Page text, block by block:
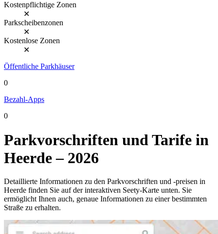
Kostenpflichtige Zonen
✕
Parkscheibenzonen
✕
Kostenlose Zonen
✕
Öffentliche Parkhäuser
0
Bezahl-Apps
0
Parkvorschriften und Tarife in
Heerde – 2026
Detaillierte Informationen zu den Parkvorschriften und -preisen in
Heerde finden Sie auf der interaktiven Seety-Karte unten. Sie
ermöglicht Ihnen auch, genaue Informationen zu einer bestimmten
Straße zu erhalten.